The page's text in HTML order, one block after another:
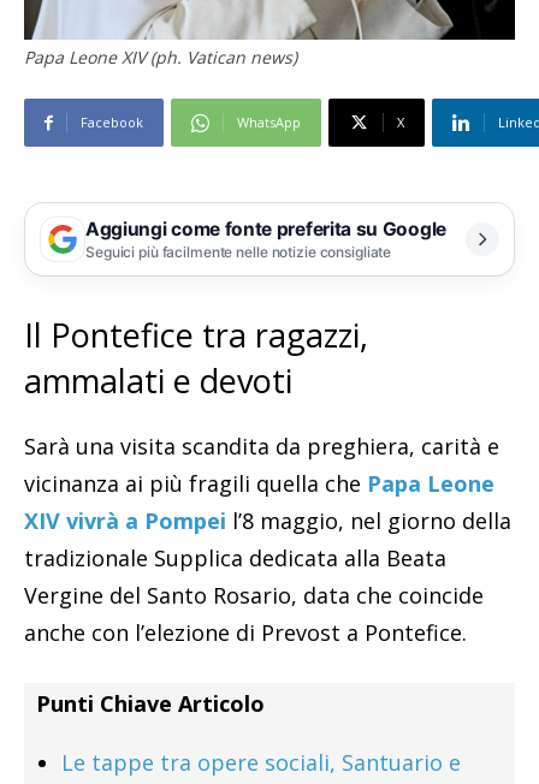
Papa Leone XIV (ph. Vatican news)
Facebook WhatsApp X
Aggiungi come fonte preferita su Google
Seguici più facilmente nelle notizie consigliate
Il Pontefice tra ragazzi,
ammalati e devoti
Sarà una visita scandita da preghiera, carità e
vicinanza ai più fragili quella che Papa Leone
XIV vivrà a Pompei l’8 maggio, nel giorno della
tradizionale Supplica dedicata alla Beata
Vergine del Santo Rosario, data che coincide
anche con l’elezione di Prevost a Pontefice.
Punti Chiave Articolo
Le tappe tra opere sociali, Santuario e